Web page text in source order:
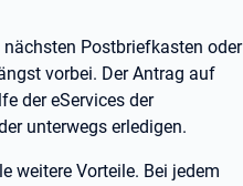
Postbriefkasten oder
vorbei. Der Antrag auf
der eServices der
unterwegs erledigen.
weitere Vorteile. Bei jedem